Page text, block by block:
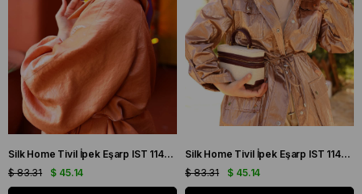
Silk Home Tivil İpek Eşarp IST 11427 - 22 Sarı, Mor, Turuncu, Yeşil
$ 45.14
$ 83.31
Silk Home Tivil İpek Eşarp IST 11428 - 37 Lila, Yavruağzı, Şeftali, Turuncu
$ 45.14
$ 83.31